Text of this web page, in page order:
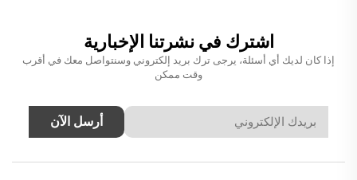
اشترك في نشرتنا الإخبارية
إذا كان لديك أي أسئلة، يرجى ترك بريد إلكتروني وسنتواصل معك في أقرب
وقت ممكن
أرسل الآن